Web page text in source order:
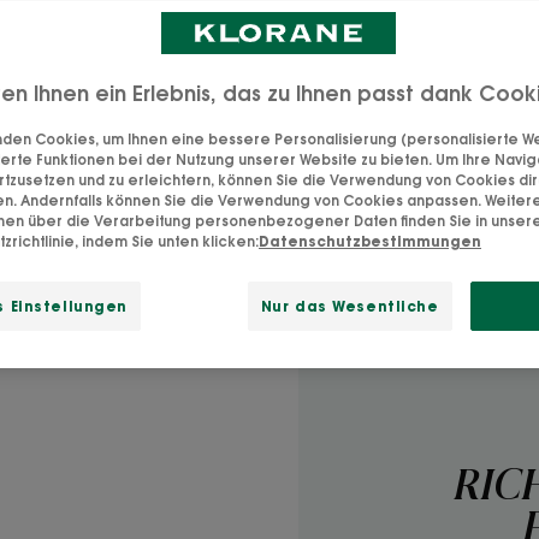
Produkten gab es schon immer, aber jetzt sehen wir
«natürlichen Inhaltsstoffen» auf den Verpackungen
auch auf anderen Produkten). Aber ist mehr immer
gut und sinnvoll ist und was nicht? Muss man gut in
zu können? Keine Sorge, wir helfen Ihnen dabei!
Ihnen ein Erlebnis, das zu Ihnen passt dank
Cookies, um Ihnen eine bessere Personalisierung (personalisierte
Funktionen bei der Nutzung unserer Website zu bieten. Um Ihre
und zu erleichtern, können Sie die Verwendung von Cookies
Andernfalls können Sie die Verwendung von Cookies anpassen.
über die Verarbeitung personenbezogener Daten finden Sie in
indem Sie unten klicken:Datenschutzbestimmungen
Einstellungen Nur das Wesentliche